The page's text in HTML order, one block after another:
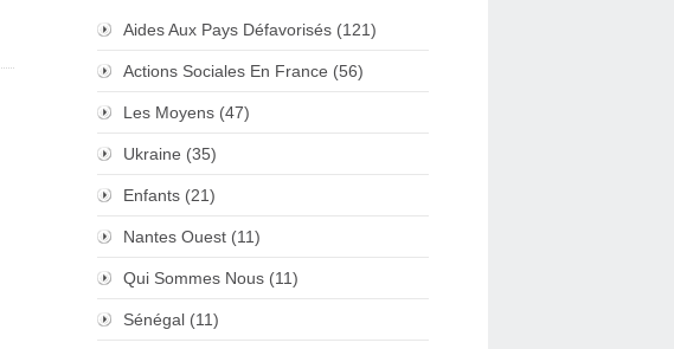
Aides Aux Pays Défavorisés (121)
Actions Sociales En France (56)
Les Moyens (47)
Ukraine (35)
Enfants (21)
Nantes Ouest (11)
Qui Sommes Nous (11)
Sénégal (11)